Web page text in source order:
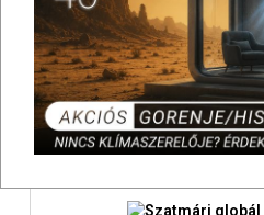
Viega Kád le és
Bruttó: 5